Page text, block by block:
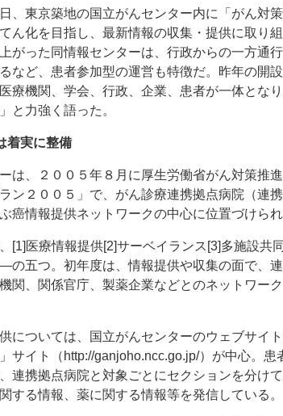
、東京築地の国立がんセンター内に「がん対
ん化を目指し、最新情報の収集・提供に取り
がった同情報センターは、行政からの一方通
など、患者参加型の運営も特徴だ。昨年の開
療機関、学会、行政、企業、患者が一体とな
と力強く語った。
着実に整備
は、２００５年８月に厚生労働省がん対策推
ン２００５」で、がん診療連携拠点病院（連
癌情報提供ネットワークの中心に位置づけられ
[1]医療情報提供[2]サーベイランス[3]多施設共
五つ。初年度は、情報提供や収集の面で、
関、関係官庁、製薬企業などとのネットワー
については、国立がんセンターのウェブサイ
サイト（http://ganjoho.ncc.go.jp/）が中心。患
連携拠点病院と対象ごとにセクションを分け
する情報、薬に関する情報等を発信している。